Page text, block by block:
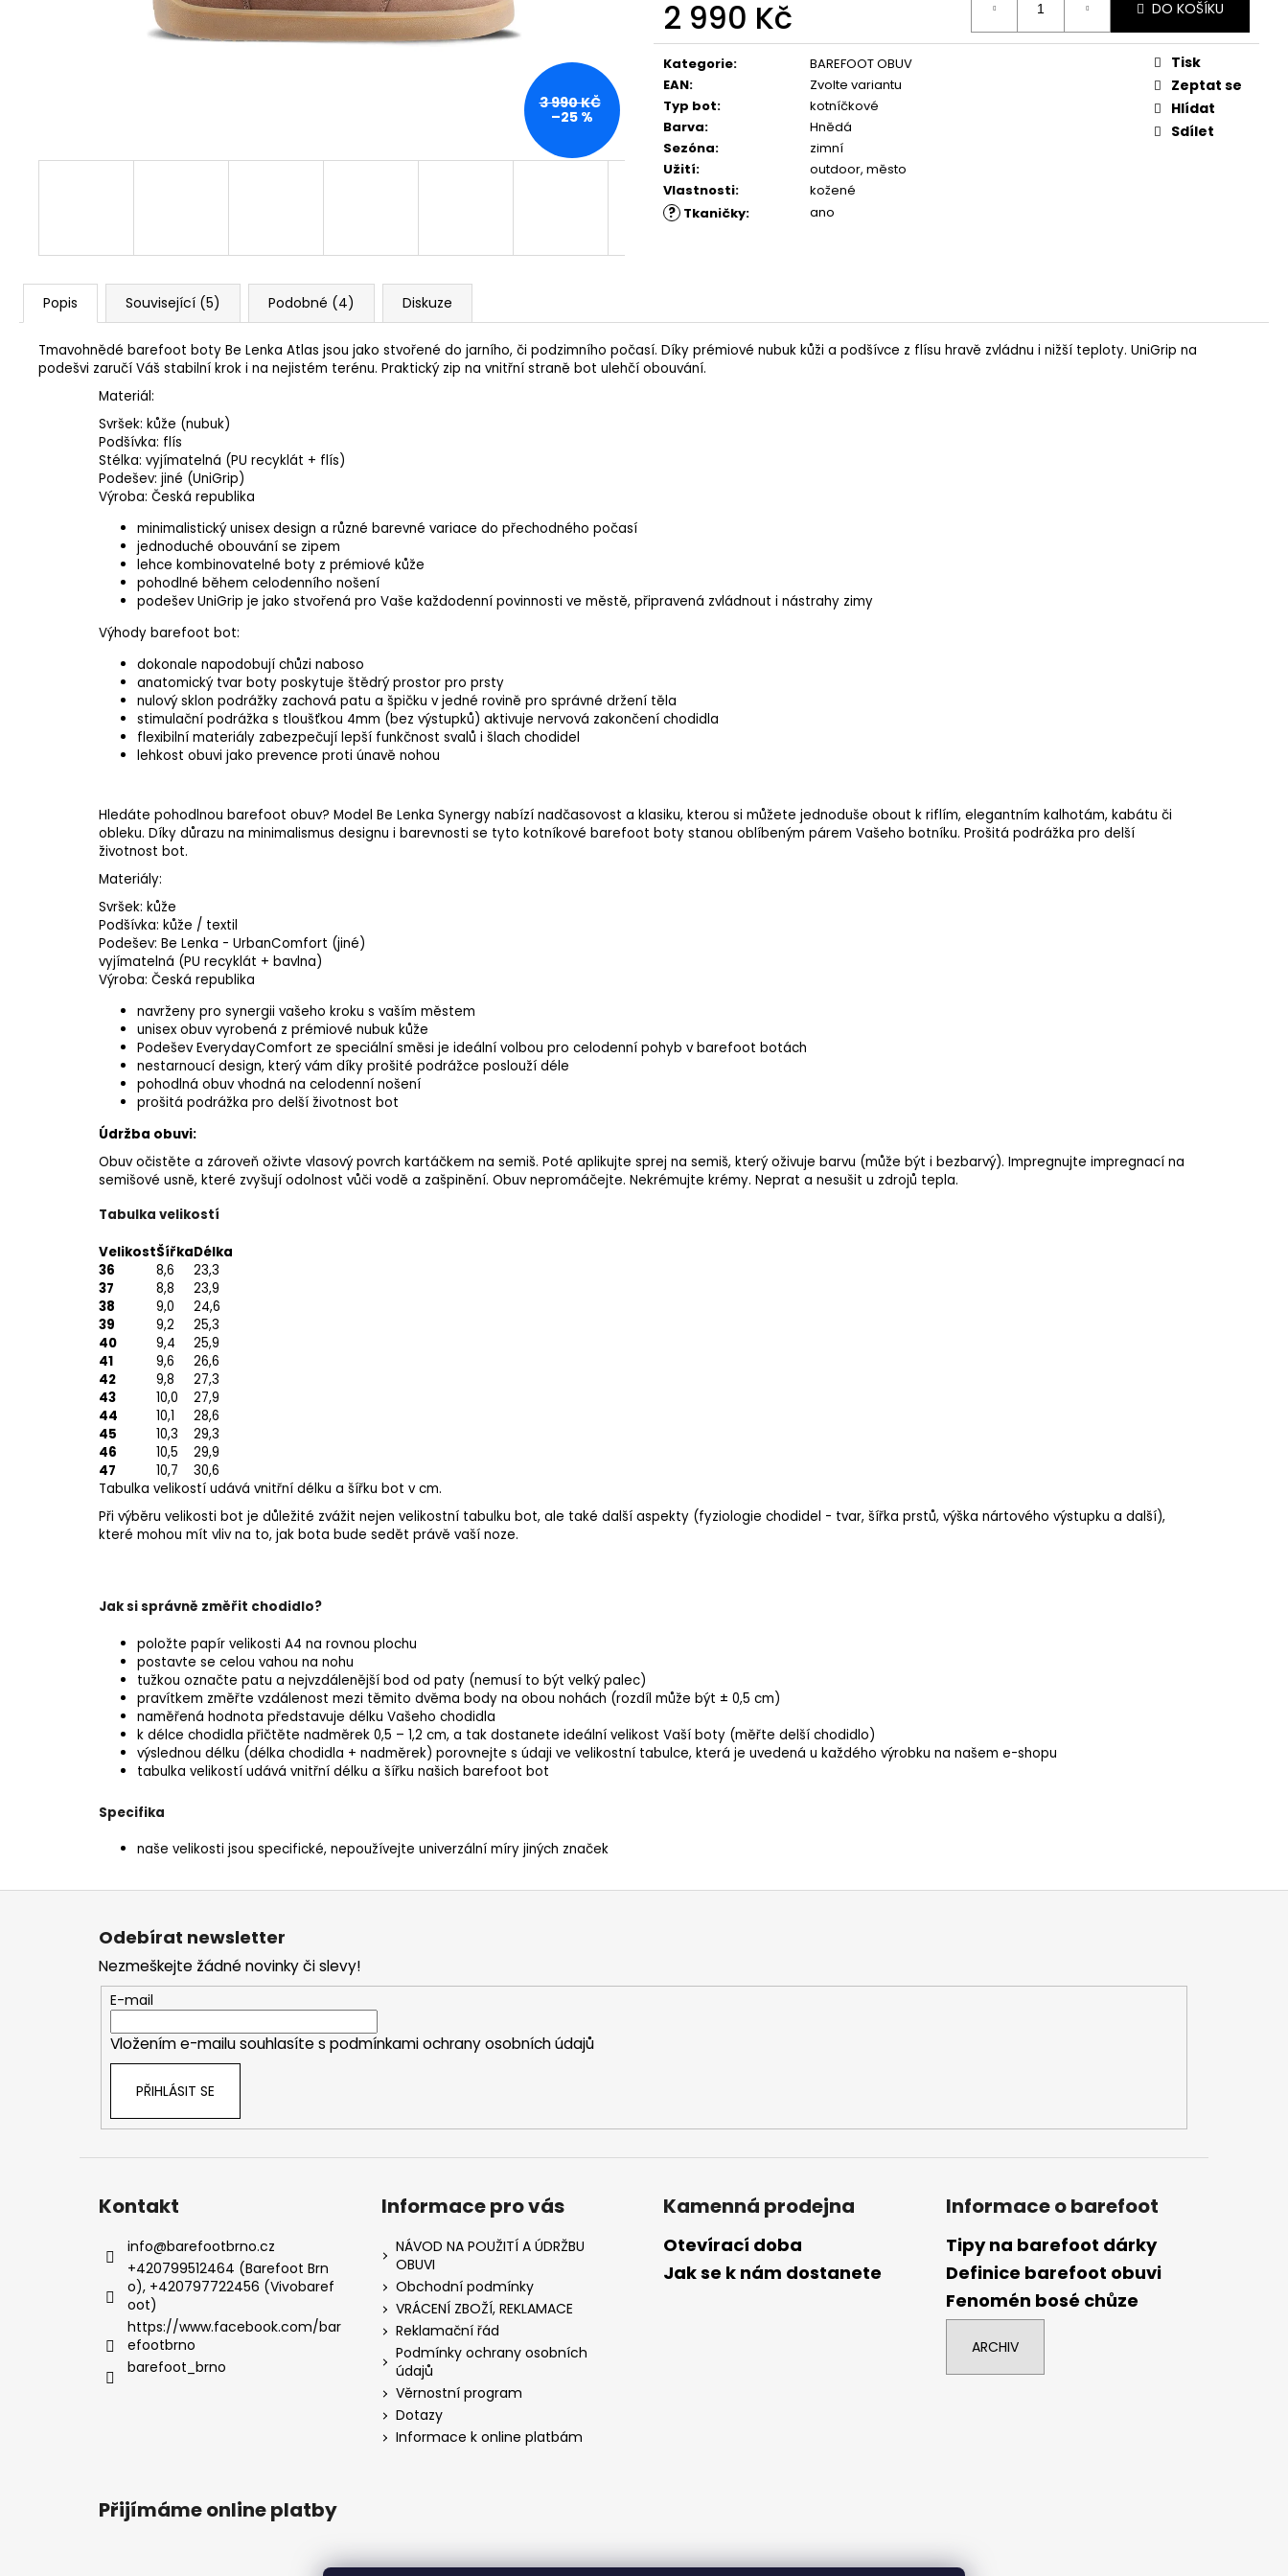
2 990 Kč
Měrná
cena:
DO KOŠÍKU
Kategorie:
BAREFOOT OBUV
EAN:
Zvolte variantu
Typ bot:
kotníčkové
Barva:
Hnědá
Sezóna:
zimní
Užití:
outdoor, město
Vlastnosti: kožené
? Tkaničky: ano
Tisk
Zeptat se
Hlídat
Sdílet
3 990 KČ
–25 %
Popis Související (5) Podobné (4) Diskuze
Tmavohnědé barefoot boty Be Lenka Atlas jsou jako stvořené do jarního, či podzimního počasí. Díky prémiové nubuk kůži a podšívce z flísu hravě zvládnu i nižší teploty. UniGrip na
podešvi zaručí Váš stabilní krok i na nejistém terénu. Praktický zip na vnitřní straně bot ulehčí obouvání.
Materiál:
Svršek: kůže (nubuk)
Podšívka: flís
Stélka: vyjímatelná (PU recyklát + flís)
Podešev: jiné (UniGrip)
Výroba: Česká republika
minimalistický unisex design a různé barevné variace do přechodného počasí
jednoduché obouvání se zipem
lehce kombinovatelné boty z prémiové kůže
pohodlné během celodenního nošení
podešev UniGrip je jako stvořená pro Vaše každodenní povinnosti ve městě, připravená zvládnout i nástrahy zimy
Výhody barefoot bot:
dokonale napodobují chůzi naboso
anatomický tvar boty poskytuje štědrý prostor pro prsty
nulový sklon podrážky zachová patu a špičku v jedné rovině pro správné držení těla
stimulační podrážka s tloušťkou 4mm (bez výstupků) aktivuje nervová zakončení chodidla
flexibilní materiály zabezpečují lepší funkčnost svalů i šlach chodidel
lehkost obuvi jako prevence proti únavě nohou
Hledáte pohodlnou barefoot obuv? Model Be Lenka Synergy nabízí nadčasovost a klasiku, kterou si můžete jednoduše obout k riflím, elegantním kalhotám, kabátu či
obleku. Díky důrazu na minimalismus designu i barevnosti se tyto kotníkové barefoot boty stanou oblíbeným párem Vašeho botníku. Prošitá podrážka pro delší
životnost bot.
Materiály:
Svršek: kůže
Podšívka: kůže / textil
Podešev: Be Lenka - UrbanComfort (jiné)
vyjímatelná (PU recyklát + bavlna)
Výroba: Česká republika
navrženy pro synergii vašeho kroku s vaším městem
unisex obuv vyrobená z prémiové nubuk kůže
Podešev EverydayComfort ze speciální směsi je ideální volbou pro celodenní pohyb v barefoot botách
nestarnoucí design, který vám díky prošité podrážce poslouží déle
pohodlná obuv vhodná na celodenní nošení
prošitá podrážka pro delší životnost bot
Údržba obuvi:
Obuv očistěte a zároveň oživte vlasový povrch kartáčkem na semiš. Poté aplikujte sprej na semiš, který oživuje barvu (může být i bezbarvý). Impregnujte impregnací na
semišové usně, které zvyšují odolnost vůči vodě a zašpinění. Obuv nepromáčejte. Nekrémujte krémy. Neprat a nesušit u zdrojů tepla.
Tabulka velikostí
VelikostŠířkaDélka
36
8,6
23,3
37
8,8
23,9
38
9,0
24,6
39
9,2
25,3
40
9,4
25,9
41
9,6
26,6
42
9,8
27,3
43
10,0
27,9
44
10,1
28,6
45
10,3
29,3
46
10,5
29,9
47
10,7
30,6
Tabulka velikostí udává vnitřní délku a šířku bot v cm.
Při výběru velikosti bot je důležité zvážit nejen velikostní tabulku bot, ale také další aspekty (fyziologie chodidel - tvar, šířka prstů, výška nártového výstupku a další),
které mohou mít vliv na to, jak bota bude sedět právě vaší noze.
Jak si správně změřit chodidlo?
položte papír velikosti A4 na rovnou plochu
postavte se celou vahou na nohu
tužkou označte patu a nejvzdálenější bod od paty (nemusí to být velký palec)
pravítkem změřte vzdálenost mezi těmito dvěma body na obou nohách (rozdíl může být ± 0,5 cm)
naměřená hodnota představuje délku Vašeho chodidla
k délce chodidla přičtěte nadměrek 0,5 – 1,2 cm, a tak dostanete ideální velikost Vaší boty (měřte delší chodidlo)
výslednou délku (délka chodidla + nadměrek) porovnejte s údaji ve velikostní tabulce, která je uvedená u každého výrobku na našem e-shopu
tabulka velikostí udává vnitřní délku a šířku našich barefoot bot
Specifika
naše velikosti jsou specifické, nepoužívejte univerzální míry jiných značek
89 Kč
219 Kč
Z
Odebírat newsletter
Nezmeškejte žádné novinky či slevy!
E-mail
Vložením e-mailu souhlasíte s podmínkami ochrany osobních údajů
PŘIHLÁSIT SE
Kontakt
info@barefootbrno.cz
+420799512464 (Barefoot Brn
o), +420797722456 (Vivobaref
oot)
https://www.facebook.com/bar
efootbrno
barefoot_brno
Informace pro vás
NÁVOD NA POUŽITÍ A ÚDRŽBU
OBUVI
Obchodní podmínky
VRÁCENÍ ZBOŽÍ, REKLAMACE
Reklamační řád
Podmínky ochrany osobních
údajů
Věrnostní program
Dotazy
Informace k online platbám
Kamenná prodejna
Otevírací doba
Jak se k nám dostanete
Informace o barefoot
Tipy na barefoot dárky
Definice barefoot obuvi
Fenomén bosé chůze
ARCHIV
Přijímáme online platby